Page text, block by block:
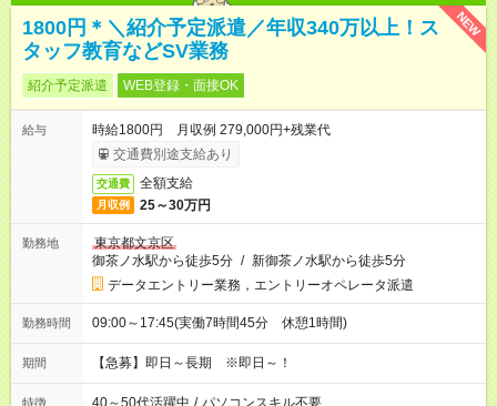
NEW
1800円＊＼紹介予定派遣／年収340万以上！ス
タッフ教育などSV業務
紹介予定派遣 WEB登録・面接OK
給与
時給1800円 月収例 279,000円+残業代
交通費別途支給あり
交通費 全額支給
月収例 25～30万円
勤務地
東京都文京区
御茶ノ水駅から徒歩5分 / 新御茶ノ水駅から徒歩5分
データエントリー業務，エントリーオペレータ派遣
勤務時間 09:00～17:45(実働7時間45分 休憩1時間)
期間 【急募】即日～長期 ※即日～！
特徴 40～50代活躍中 / パソコンスキル不要